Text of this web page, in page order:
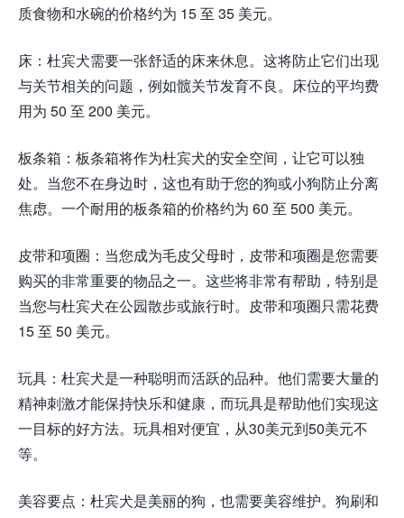
质食物和水碗的价格约为 15 至 35 美元。
床：杜宾犬需要一张舒适的床来休息。这将防止它们出现
与关节相关的问题，例如髋关节发育不良。床位的平均费
用为 50 至 200 美元。
板条箱：板条箱将作为杜宾犬的安全空间，让它可以独
处。当您不在身边时，这也有助于您的狗或小狗防止分离
焦虑。一个耐用的板条箱的价格约为 60 至 500 美元。
皮带和项圈：当您成为毛皮父​​母时，皮带和项圈是您需要
购买的非常重要的物品之一。这些将非常有帮助，特别是
当您与杜宾犬在公园散步或旅行时。皮带和项圈只需花费
15 至 50 美元。
玩具：杜宾犬是一种聪明而活跃的品种。他们需要大量的
精神刺激才能保持快乐和健康，而玩具是帮助他们实现这
一目标的好方法。玩具相对便宜，从30美元到50美元不
等。
美容要点：杜宾犬是美丽的狗，也需要美容维护。狗刷和